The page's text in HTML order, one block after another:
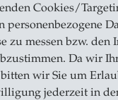
Cookies/
personenbezogene
zu messen bzw. den
Da wir
wir Sie um
jederzeit in